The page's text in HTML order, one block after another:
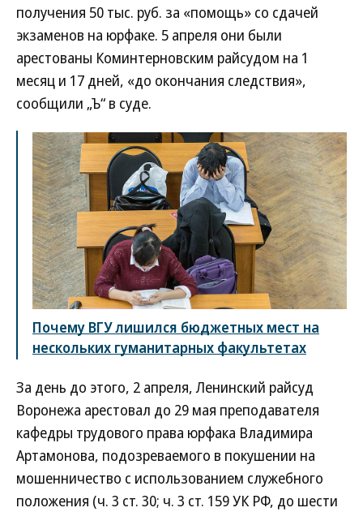
получения 50 тыс. руб. за «помощь» со сдачей
экзаменов на юрфаке. 5 апреля они были
арестованы Коминтерновским райсудом на 1
месяц и 17 дней, «до окончания следствия»,
сообщили „Ъ“ в суде.
Почему ВГУ лишился бюджетных мест на
нескольких гуманитарных факультетах
За день до этого, 2 апреля, Ленинский райсуд
Воронежа арестовал до 29 мая преподавателя
кафедры трудового права юрфака Владимира
Артамонова, подозреваемого в покушении на
мошенничество с использованием служебного
положения (ч. 3 ст. 30; ч. 3 ст. 159 УК РФ, до шести